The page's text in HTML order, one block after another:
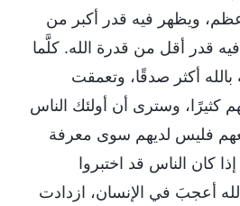
أعظم، ويظهر فيه قدر أكبر من
قدر أقل من قدرة الله. كلَّما
أكثر صدقًا، وتعمقت
كثيرًا، وسترى أن أولئك الناس
معهم فليس لديهم سوى معرفة
كان الناس قد اختبروا
أعجبَ في الإنسان، ازدادت